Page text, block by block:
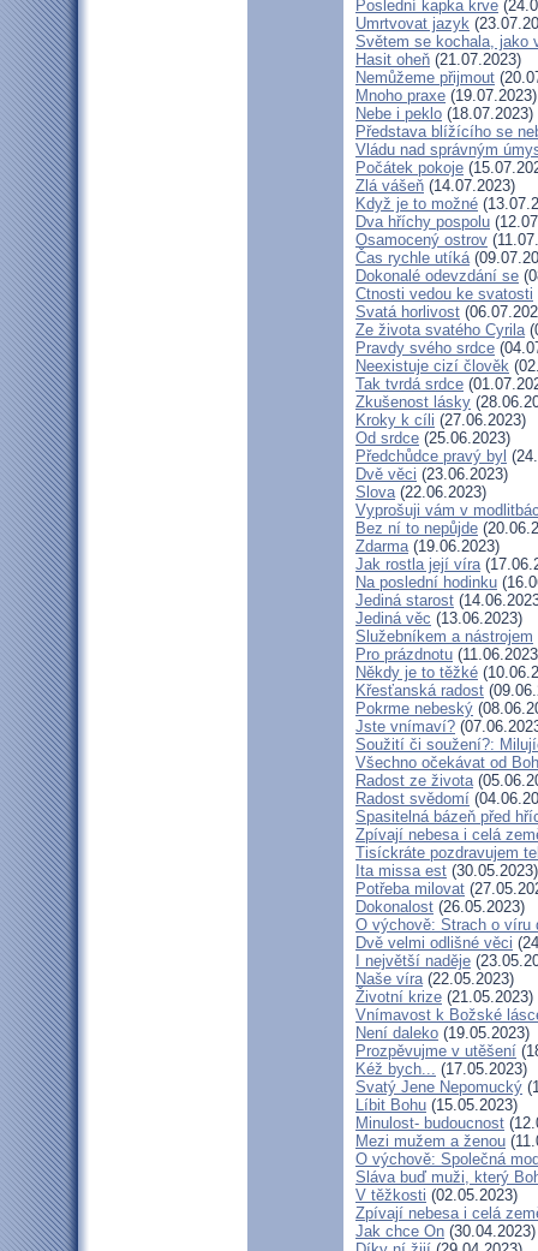
Poslední kapka krve
Umrtvovat jazyk
Světem se kochala, jako
Hasit oheň (21.07.2023)
Nemůžeme přijmout
Mnoho praxe (19.07.2023)
Nebe i peklo (18.07.2023)
Představa blížícího se
Vládu nad správným
Počátek pokoje
Zlá vášeň (14.07.2023)
Když je to možné
Dva hříchy pospolu
Osamocený ostrov
Čas rychle utíká
Dokonalé odevzdání se
Ctnosti vedou ke svatosti
Svatá horlivost
Ze života svatého Cyrila
Pravdy svého srdce
Neexistuje cizí člověk
Tak tvrdá srdce
Zkušenost lásky
Kroky k cíli (27.06.2023)
Od srdce (25.06.2023)
Předchůdce pravý byl
Dvě věci (23.06.2023)
Slova(22.06.2023)
Vyprošuji vám v
Bez ní to nepůjde
Zdarma(19.06.2023)
Jak rostla její víra
Na poslední hodinku
Jediná starost
Jediná věc (13.06.2023)
Služebníkem a nástrojem
Pro prázdnotu
Někdy je to těžké
Křesťanská radost
Pokrme nebeský
Jste vnímaví?
Soužití či soužení?:
Všechno očekávat od
Radost ze života
Radost svědomí
Spasitelná bázeň před
Zpívají nebesa i celá
Tisíckráte pozdravujem
Ita missa est (30.05.2023)
Potřeba milovat
Dokonalost (26.05.2023)
O výchově: Strach o víru
Dvě velmi odlišné věci
I největší naděje
Naše víra(22.05.2023)
Životní krize (21.05.2023)
Vnímavost k Božské
Není daleko (19.05.2023)
Prozpěvujme v utěšení
Kéž bych... (17.05.2023)
Svatý Jene Nepomucký
Líbit Bohu (15.05.2023)
Minulost- budoucnost
Mezi mužem a ženou
O výchově: Společná
Sláva buď muži, který
V těžkosti (02.05.2023)
Zpívají nebesa i celá
Jak chce On (30.04.2023)